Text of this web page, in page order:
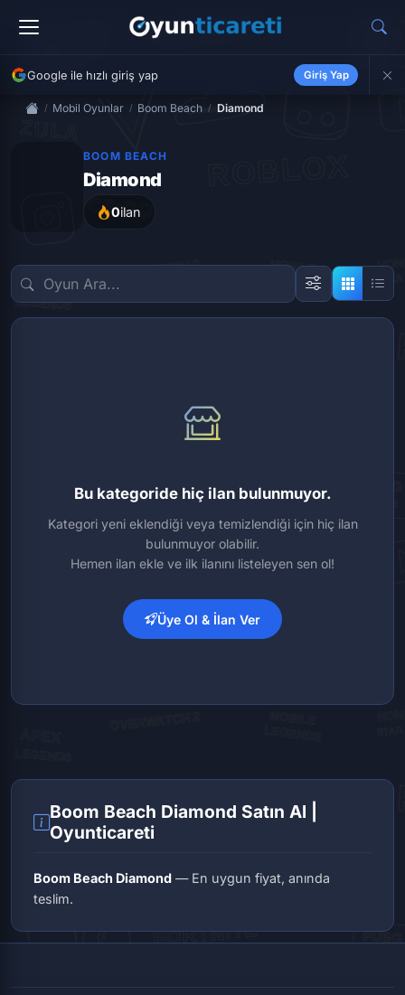
Google ile hızlı giriş yap Giriş Yap
Mobil Oyunlar Boom Beach Diamond
BOOM BEACH
Diamond
0ilan
Bu kategoride hiç ilan bulunmuyor.
Kategori yeni eklendiği veya temizlendiği için hiç ilan
bulunmuyor olabilir.
Hemen ilan ekle ve ilk ilanını listeleyen sen ol!
Üye Ol & İlan Ver
Boom Beach Diamond Satın Al |
Oyunticareti
Boom Beach Diamond — En uygun fiyat, anında
teslim.